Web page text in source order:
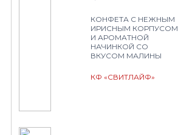
КОНФЕТА С НЕЖНЫМ
ИРИСНЫМ КОРПУСОМ
И АРОМАТНОЙ
НАЧИНКОЙ СО
ВКУСОМ МАЛИНЫ
КФ «СВИТЛАЙФ»